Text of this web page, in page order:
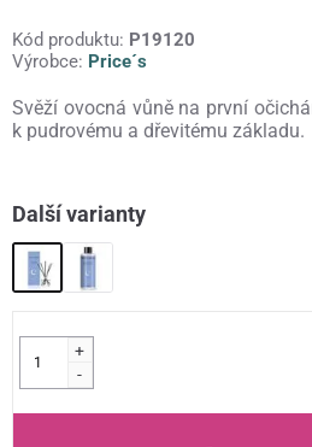
Kód produktu: P19120
Výrobce: Price´s
Svěží ovocná vůně na první
k pudrovému a dřevitému základu.
Další varianty
+
-